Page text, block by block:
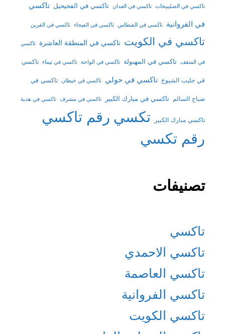
تاكسي في الصليبيخات تاكسي في العدان تاكسي في الفحيحيل تاكسي
في الفروانية
تاكسي في الفنطاس تاكسي في الفيحاء تاكسي في القرين
تاكسي في الكويت تاكسي في المنطقة العاشرة تاكسي
في المنقف تاكسي في المهبولة تاكسي في الواحة تاكسي في تيماء تاكسي
في جليب الشيوخ تاكسي في حولي تاكسي في خيطان تاكسي في
صباح السالم تاكسي في مبارك الكبير تاكسي في مشرف تاكسي في هدية
تاكسي مبارك الكبير تكسي رقم تاكسي
رقم تكسي
تصنيفات
تاكسي
تاكسي الاحمدي
تاكسي العاصمة
تاكسي الفروانية
تاكسي الكويت